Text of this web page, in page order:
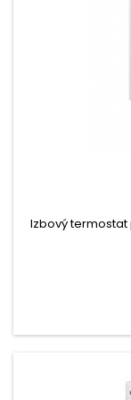
Izbový termostat